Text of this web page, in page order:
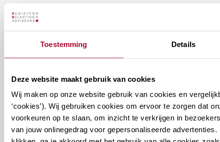
Toestemming Details
Deze website maakt gebruik van cookies
Wij maken op onze website gebruik van cookies en
‘cookies’). Wij gebruiken cookies om ervoor te zorgen dat
voorkeuren op te slaan, om inzicht te verkrijgen in
van jouw onlinegedrag voor gepersonaliseerde advertenties.
aan welke nieuwsbrieven je wil ontvangen.
E-mailadres*
naam@bedrijf.nl
zou
je
willen
ontvangen?
Verenigingsnieuws